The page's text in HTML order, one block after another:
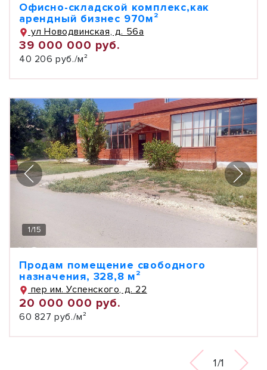
Офисно-складской комплекс,как
арендный бизнес 970м²
ул Новодвинская, д. 56а
39 000 000 руб.
40 206 руб./м²
1/15
Продам помещение свободного
назначения, 328,8 м²
пер им. Успенского, д. 22
20 000 000 руб.
60 827 руб./м²
1/1